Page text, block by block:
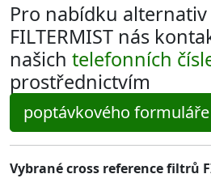
Pro nabídku
FILTERMIST nás
našich telefonních
prostřednictvím
poptávkového formuláře
Vybrané cross reference filtrů